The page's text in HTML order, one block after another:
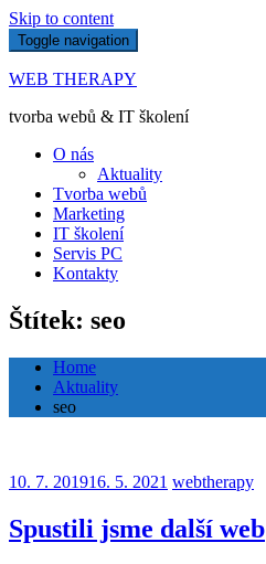
Skip to content
Toggle navigation
WEB THERAPY
tvorba webů & IT školení
O nás
Aktuality
Tvorba webů
Marketing
IT školení
Servis PC
Kontakty
Štítek: seo
Home
Aktuality
seo
10. 7. 201916. 5. 2021 webtherapy
Spustili jsme další web